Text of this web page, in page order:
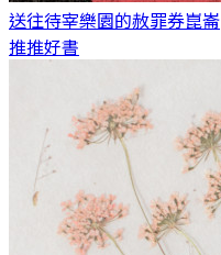
送往待宰樂園的赦罪券崑崙
推推好書